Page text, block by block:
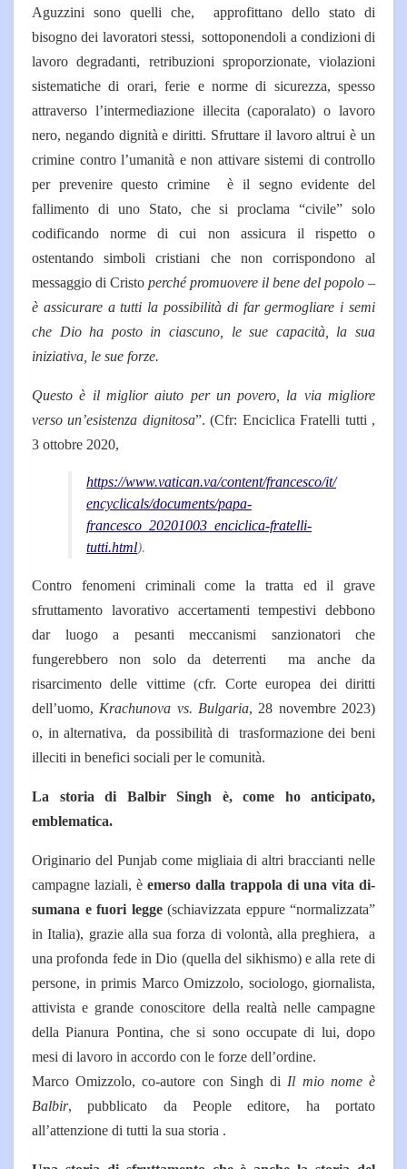
Aguzzini sono quelli che, approfittano dello stato di
bisogno dei lavoratori stessi, sottoponendoli a condizioni di
lavoro degradanti, retribuzioni sproporzionate, violazioni
sistematiche di orari, ferie e norme di sicurezza, spesso
attraverso l’intermediazione illecita (caporalato) o lavoro
nero, negando dignità e diritti. Sfruttare il lavoro altrui è un
crimine contro l’umanità e non attivare sistemi di controllo
per prevenire questo crimine è il segno evidente del
fallimento di uno Stato, che si proclama “civile” solo
codificando norme di cui non assicura il rispetto o
ostentando simboli cristiani che non corrispondono al
messaggio di Cristo perché promuovere il bene del popolo –
è assicurare a tutti la possibilità di far germogliare i semi
che Dio ha posto in ciascuno, le sue capacità, la sua
iniziativa, le sue forze.
Questo è il miglior aiuto per un povero, la via migliore
verso un’esistenza dignitosa”. (Cfr: Enciclica Fratelli tutti ,
3 ottobre 2020,
https://www.vatican.va/content/francesco/it/
encyclicals/documents/papa-
francesco_20201003_enciclica-fratelli-
tutti.html).
Contro fenomeni criminali come la tratta ed il grave
sfruttamento lavorativo accertamenti tempestivi debbono
dar luogo a pesanti meccanismi sanzionatori che
fungerebbero non solo da deterrenti ma anche da
risarcimento delle vittime (cfr. Corte europea dei diritti
dell’uomo, Krachunova vs. Bulgaria, 28 novembre 2023)
o, in alternativa, da possibilità di trasformazione dei beni
illeciti in benefici sociali per le comunità.
La storia di Balbir Singh è, come ho anticipato,
emblematica.
Originario del Punjab come migliaia di altri braccianti nelle
campagne laziali, è emer­so dalla trappola di una vita di­
sumana e fuori legge(schiaviz­zata eppure “normalizzata”
in Italia), grazie alla sua forza di volontà, alla preghiera, a
una profonda fede in Dio (quella del sikhismo) e alla rete di
persone, in primis Marco Omizzolo, so­ciologo, giornalista,
attivista e grande conoscitore della realtà nelle campagne
della Pianura Pontina, che si sono occupate di lui, dopo
mesi di lavoro in accordo con le forze dell’ordine.
Marco Omizzolo, co-autore con Singh di Il mio nome è
Balbir, pubbli­cato da People editore, ha portato
all’attenzione di tutti la sua storia .